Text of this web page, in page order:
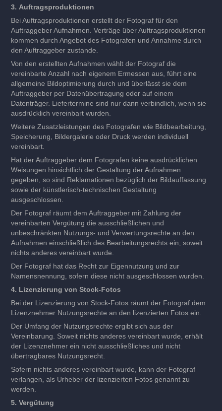
3. Auftragsproduktionen
Bei Auftragsproduktionen erstellt der Fotograf für den
Auftraggeber Aufnahmen. Verträge über Auftragsproduktionen
kommen durch Angebot des Fotografen und Annahme durch
den Auftraggeber zustande.
Von den erstellten Aufnahmen wählt der Fotograf die
vereinbarte Anzahl nach eigenem Ermessen aus, führt eine
allgemeine Bildoptimierung durch und überlässt sie dem
Auftraggeber per Datenübertragung oder auf einem
Datenträger. Liefertermine sind nur dann verbindlich, wenn sie
ausdrücklich vereinbart wurden.
Weitere Zusatzleistungen des Fotografen wie Bildbearbeitung,
Speicherung, Bildergalerie oder Druck werden individuell
vereinbart.
Hat der Auftraggeber dem Fotografen keine ausdrücklichen
Weisungen hinsichtlich der Gestaltung der Aufnahmen
gegeben, so sind Reklamationen bezüglich der Bildauffassung
sowie der künstlerisch-technischen Gestaltung
ausgeschlossen.
Der Fotograf räumt dem Auftraggeber mit Zahlung der
vereinbarten Vergütung die ausschließlichen und
unbeschränkten Nutzungs- und Verwertungsrechte an den
Aufnahmen einschließlich des Bearbeitungsrechts ein, soweit
nichts anderes vereinbart wurde.
Der Fotograf hat das Recht zur Eigennutzung und zur
Namensnennung, sofern diese nicht ausgeschlossen wurden.
4. Lizenzierung von Stock-Fotos
Bei der Lizenzierung von Stock-Fotos räumt der Fotograf dem
Lizenznehmer Nutzungsrechte an den lizenzierten Fotos ein.
Der Umfang der Nutzungsrechte ergibt sich aus der
Vereinbarung. Soweit nichts anderes vereinbart wurde, erhält
der Lizenznehmer ein nicht ausschließliches und nicht
übertragbares Nutzungsrecht.
Sofern nichts anderes vereinbart wurde, kann der Fotograf
verlangen, als Urheber der lizenzierten Fotos genannt zu
werden.
5. Vergütung